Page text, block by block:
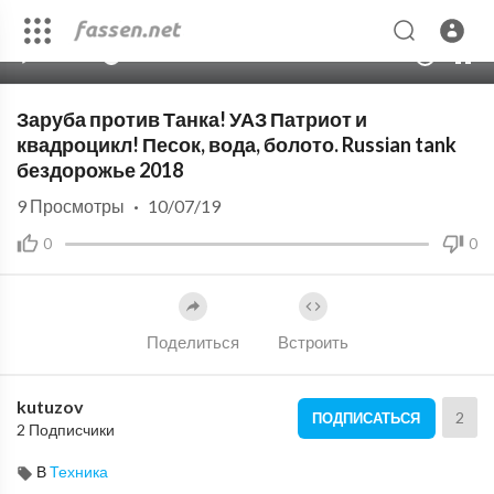
Заруба против Танка! УАЗ Патриот и
квадроцикл! Песок, вода, болото. Russian tank
бездорожье 2018
0 0
9 Просмотры · 10/07/19
Поделиться Встроить
kutuzov
2 Подписчики
ПОДПИСАТЬСЯ 2
ВТехника